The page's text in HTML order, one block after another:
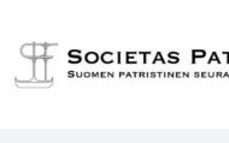
Siirry
pääsisältöön